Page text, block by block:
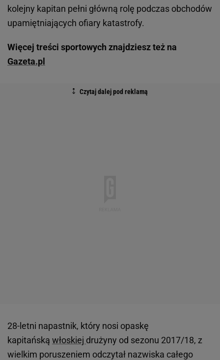
kolejny kapitan pełni główną rolę podczas obchodów
upamiętniających ofiary katastrofy.
Więcej treści sportowych znajdziesz też na
Gazeta.pl
28-letni napastnik, który nosi opaskę
kapitańską włoskiej drużyny od sezonu 2017/18, z
wielkim poruszeniem odczytał nazwiska całego